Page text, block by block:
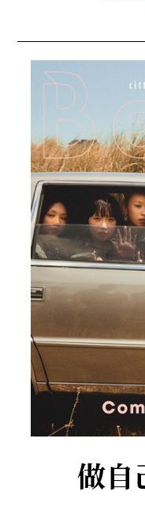
做自